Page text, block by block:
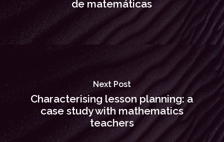
de matemáticas
Next Post
Characterising lesson planning: a
case study with mathematics
teachers